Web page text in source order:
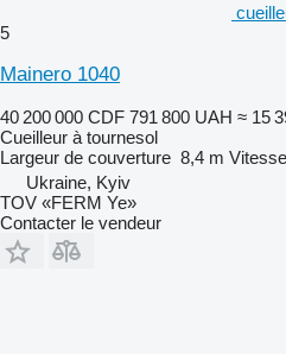
5
Mainero 1040
40 200 000 CDF 791 800 UAH ≈ 15
Cueilleur à tournesol
Largeur de couverture 8,4 m
Ukraine, Kyiv
TOV «FERM Ye»
Contacter le vendeur